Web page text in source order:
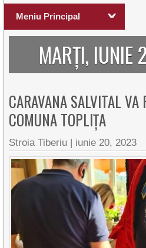
Meniu Principal
MARȚI,
CARAVANA SALVITAL VA
COMUNA TOPLIȚA
Stroia Tiberiu | iunie 20, 2023